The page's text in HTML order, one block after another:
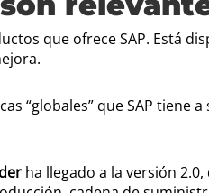
que ofrece SAP. Está
“globales” que SAP tiene
ha llegado a la versión